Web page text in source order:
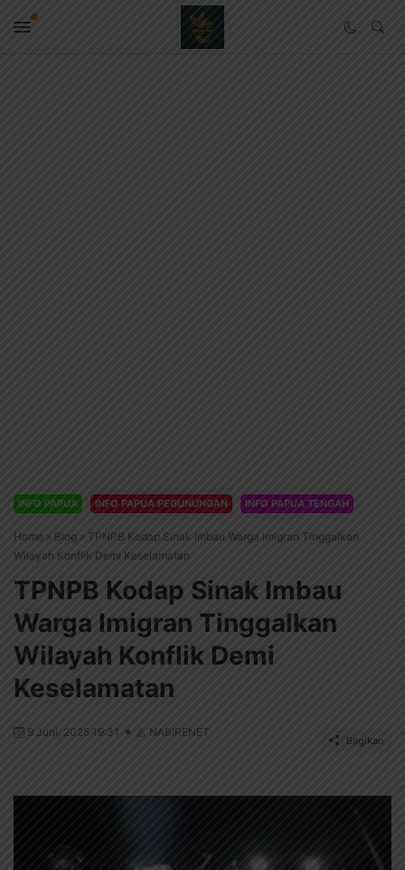
INFO PAPUA INFO PAPUA PEGUNUNGAN INFO PAPUA TENGAH
Home » Blog » TPNPB Kodap Sinak Imbau Warga Imigran Tinggalkan
Wilayah Konflik Demi Keselamatan
TPNPB Kodap Sinak Imbau
Warga Imigran Tinggalkan
Wilayah Konflik Demi
Keselamatan
9 Juni, 2025 19:31 NABIRENET
Bagikan